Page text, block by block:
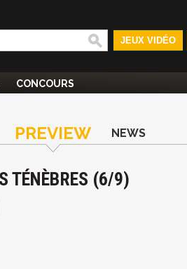
JEUX VIDÉO
CONCOURS
PREVIEW NEWS
TÉNÈBRES (6/9)